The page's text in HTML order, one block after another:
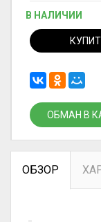
В НАЛИЧИИ
ОБМАН В
ОБЗОР